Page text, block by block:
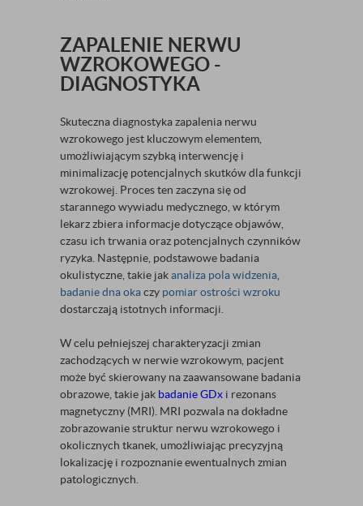
ZAPALENIE NERWU
WZROKOWEGO -
DIAGNOSTYKA
Skuteczna diagnostyka zapalenia nerwu
wzrokowego jest kluczowym elementem,
umożliwiającym szybką interwencję i
minimalizację potencjalnych skutków dla funkcji
wzrokowej. Proces ten zaczyna się od
starannego wywiadu medycznego, w którym
lekarz zbiera informacje dotyczące objawów,
czasu ich trwania oraz potencjalnych czynników
ryzyka. Następnie, podstawowe badania
okulistyczne, takie jakanaliza pola widzenia
badanie dna okaczy pomiar ostrości wzroku
dostarczają istotnych informacji.
W celu pełniejszej charakteryzacji zmian
zachodzących w nerwie wzrokowym, pacjent
może być skierowany na zaawansowane badania
obrazowe, takie jak badanie GDx i rezonans
magnetyczny (MRI). MRI pozwala na dokładne
zobrazowanie struktur nerwu wzrokowego i
okolicznych tkanek, umożliwiając precyzyjną
lokalizację i rozpoznanie ewentualnych zmian
patologicznych.